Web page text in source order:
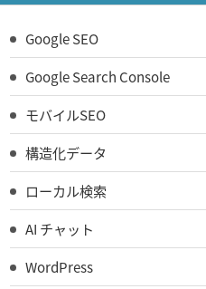
Google SEO
Google Search Console
モバイルSEO
構造化データ
ローカル検索
AI チャット
WordPress